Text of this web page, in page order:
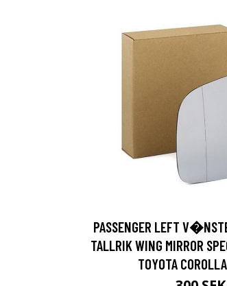
PASSENGER LEFT
TALLRIK WING MIRROR
TOYOTA